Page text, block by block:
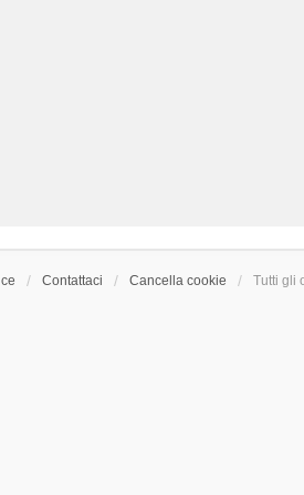
Contattaci Cancella cookie Tutti gli